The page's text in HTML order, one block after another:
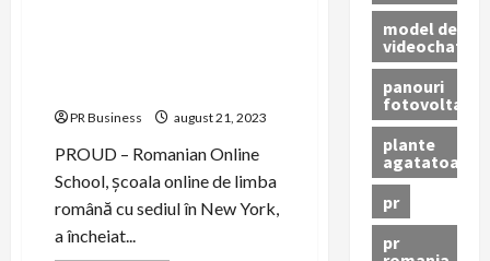
PR Business august 21, 2023
PROUD – Romanian Online
School, școala online de limba
română cu sediul în New York,
a încheiat...
model de
videochat
panouri
fotovoltaice
plante
agatatoare
pr
pr